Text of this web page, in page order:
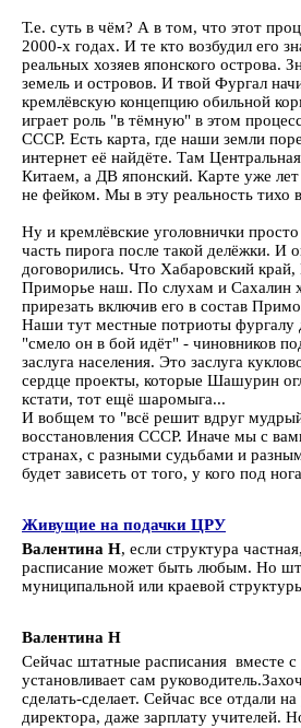
Т.е. суть в чём? А в том, что этот
2000-х годах. И те кто возбудил его
реальных хозяев японского острова.
земель и островов. И твой Фургал
кремлёвскую концепцию обильной
играет роль "в тёмную" в этом
СССР. Есть карта, где наши земли
интернет её найдёте. Там
Китаем, а ДВ японский. Карте уже
не фейком. Мы в эту реальность тихо
Ну и кремлёвские уголовнички
часть пирога после такой делёжки. И
договорились. Что Хабаровский
Приморье наш. По слухам и Сахалин
прирезать включив его в состав
Наши тут местные потриоты
"смело он в бой идёт" - чиновников
заслуга населения. Это заслуга
сердце проекты, которые Шашурин
кстати, тот ещё шаромыга...
И вобщем то "всё решит вдруг
восстановления СССР. Иначе мы с
странах, с разными судьбами и
будет зависеть от того, у кого под
Живущие на подачки ЦРУ
Валентина Н, если структура
расписание может быть любым. Но
муниципальной или краевой
Валентина Н
Сейчас штатные расписания вместе с
установливает сам
сделать-сделает. Сейчас все отдали
директора, даже зарплату учителей.